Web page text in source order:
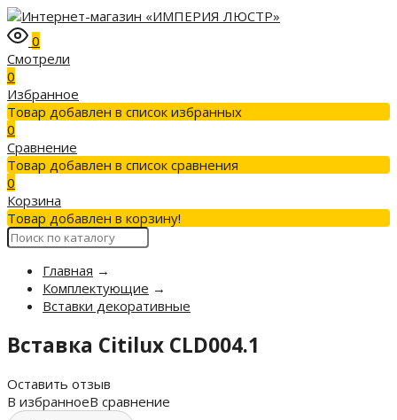
0
Смотрели
0
Избранное
Товар добавлен в список избранных
0
Сравнение
Товар добавлен в список сравнения
0
Корзина
Товар добавлен в корзину!
Главная →
Комплектующие →
Вставки декоративные
Вставка Citilux CLD004.1
Оставить отзыв
В избранноеВ сравнение